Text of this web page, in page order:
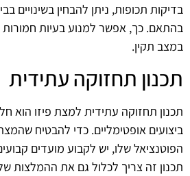
בדיקות תכופות, ניתן להבחין בשינויים
בהתאם. כך, אפשר למנוע בעיות
במצב תקין.
תכנון תחזוקה עתידית
תכנון תחזוקה עתידית למצת פיזו הוא
ביצועים אופטימליים. כדי להבטיח
הפוטנציאל שלו, יש לקבוע מועדים
תכנון זה צריך לכלול גם את ההמלצות